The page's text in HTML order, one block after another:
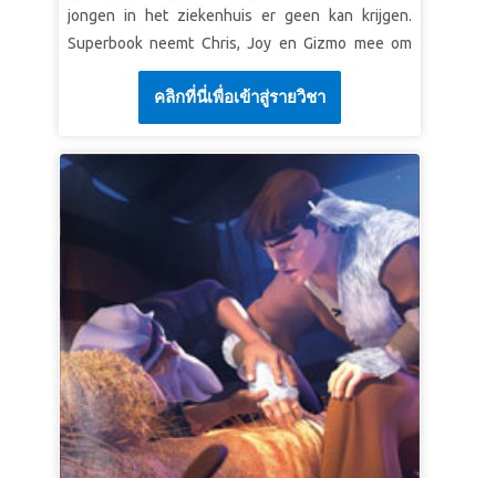
jongen in het ziekenhuis er geen kan krijgen.
Superbook neemt Chris, Joy en Gizmo mee om
Abraham te ontmoeten, die voor de ultieme test
van zijn geloof staat. Wees getuige van hoe deze
liefhebbende vader moet beslissen wie het
belangrijkst is: God of zijn geliefde zoon, Izaäk. De
kinderen leren dat de moeilijkste keuzes de
grootste vreugde kunnen brengen!
LES 1: EEN RELATIE MET GOD
SuperWaarheid:Ik zal God gehoorzamen en op
Zijn beloften vertrouwen.
SuperVers:"Als u Mij gehoorzaamt en altijd
goed doet, zal Ik Mijn plechtige belofte aan u
houden en u meer nakomelingen geven dan
geteld kan worden."Genesis 17:1b-2 (BB)
LES 2: ZET GOD VOOROP
คลิกที่นี่เพื่อเข้าสู่รายวิชา